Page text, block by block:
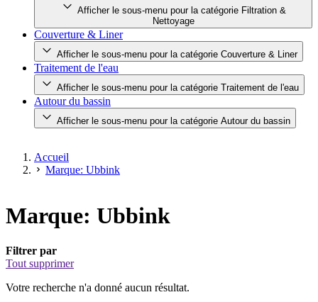
Afficher le sous-menu pour la catégorie Filtration &
Nettoyage
Couverture & Liner
Afficher le sous-menu pour la catégorie Couverture & Liner
Traitement de l'eau
Afficher le sous-menu pour la catégorie Traitement de l'eau
Autour du bassin
Afficher le sous-menu pour la catégorie Autour du bassin
Accueil
Marque: Ubbink
Marque: Ubbink
Filtrer par
Tout supprimer
Votre recherche n'a donné aucun résultat.